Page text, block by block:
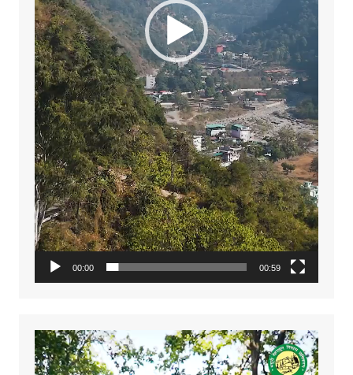
00:00 00:59
Video
Player